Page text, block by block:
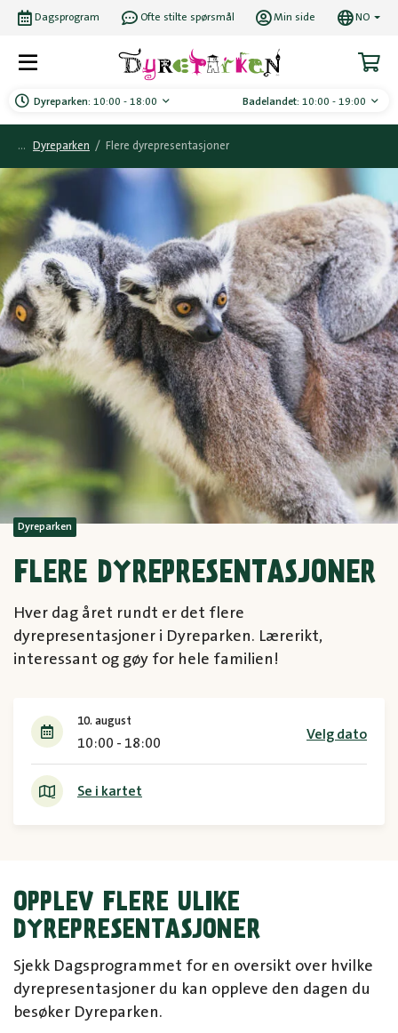
Dyreparken: 10:00 - 18:00 Badelandet: 10:00 - 19:00
Dagsprogram Ofte stilte spørsmål Min side NO
Dyreparken / Flere dyrepresentasjoner
Dyreparken
FLERE DYREPRESENTASJONER
Hver dag året rundt er det flere
dyrepresentasjoner i Dyreparken. Lærerikt,
interessant og gøy for hele familien!
10. august
10:00 - 18:00
Velg dato
Se i kartet
OPPLEV FLERE ULIKE
DYREPRESENTASJONER
Sjekk Dagsprogrammet for en oversikt over hvilke
dyrepresentasjoner du kan oppleve den dagen du
besøker Dyreparken.